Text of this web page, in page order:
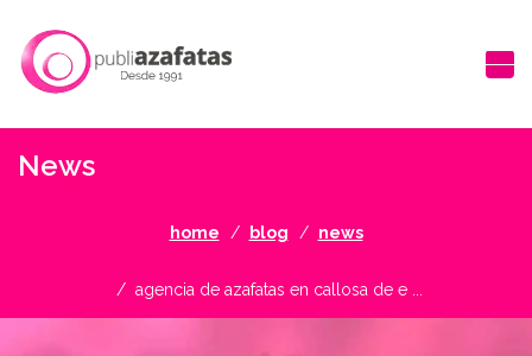
News
home blog news
agencia de azafatas en callosa de e ...